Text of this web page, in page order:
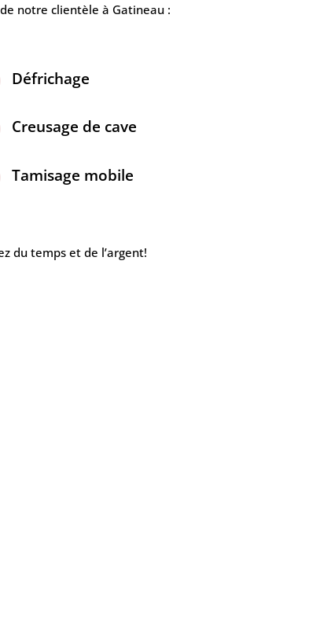
notre clientèle à Gatineau :
Défrichage
Creusage de cave
Tamisage mobile
du temps et de l’argent!